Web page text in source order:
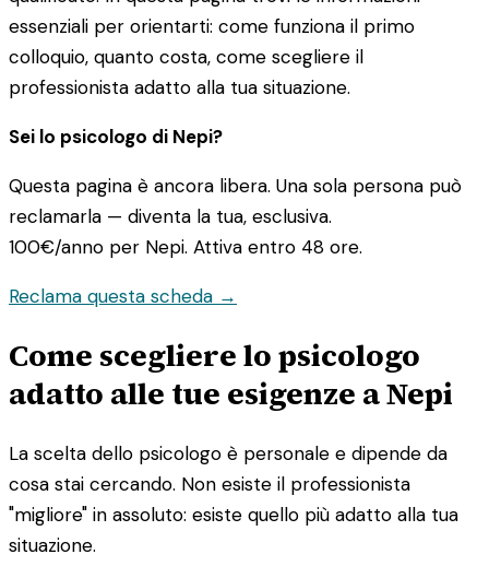
essenziali per orientarti: come funziona il primo
colloquio, quanto costa, come scegliere il
professionista adatto alla tua situazione.
Sei lo psicologo di Nepi?
Questa pagina è ancora libera. Una sola persona può
reclamarla — diventa la tua, esclusiva.
100€/anno per Nepi. Attiva entro 48 ore.
Reclama questa scheda →
Come scegliere lo psicologo
adatto alle tue esigenze a Nepi
La scelta dello psicologo è personale e dipende da
cosa stai cercando. Non esiste il professionista
"migliore" in assoluto: esiste quello più adatto alla tua
situazione.